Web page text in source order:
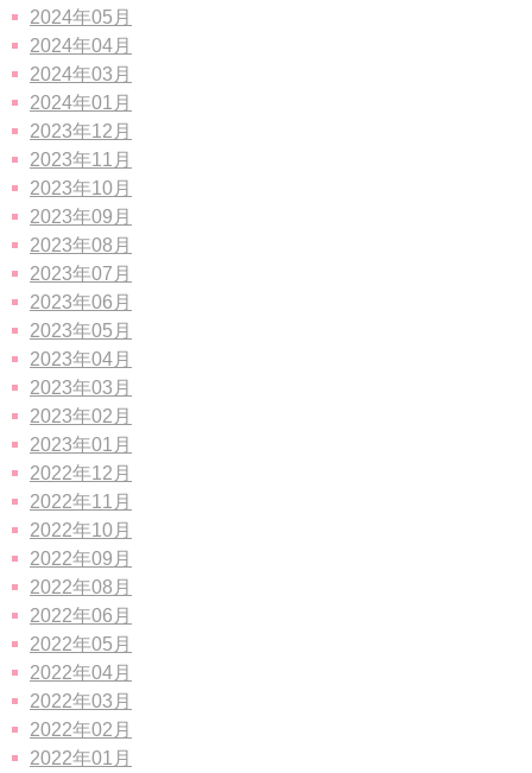
2024年05月
2024年04月
2024年03月
2024年01月
2023年12月
2023年11月
2023年10月
2023年09月
2023年08月
2023年07月
2023年06月
2023年05月
2023年04月
2023年03月
2023年02月
2023年01月
2022年12月
2022年11月
2022年10月
2022年09月
2022年08月
2022年06月
2022年05月
2022年04月
2022年03月
2022年02月
2022年01月